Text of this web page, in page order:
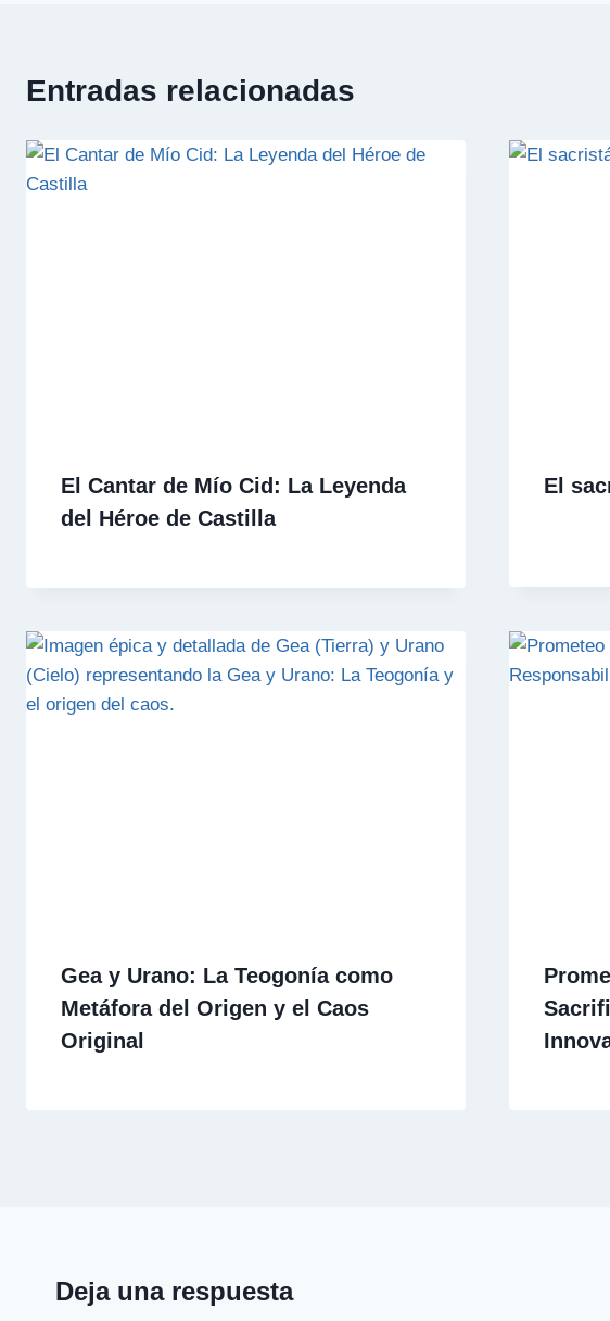
Entradas relacionadas
El Cantar de Mío Cid: La Leyenda
del Héroe de Castilla
El
Gea y Urano: La Teogonía como
Metáfora del Origen y el Caos
Original
Deja una respuesta